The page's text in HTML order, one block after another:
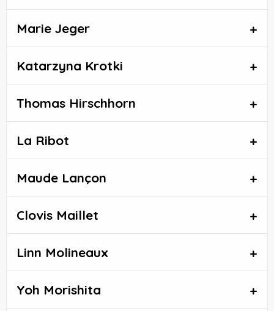
Marie Jeger
Katarzyna Krotki
Thomas Hirschhorn
La Ribot
Maude Lançon
Clovis Maillet
Linn Molineaux
Yoh Morishita